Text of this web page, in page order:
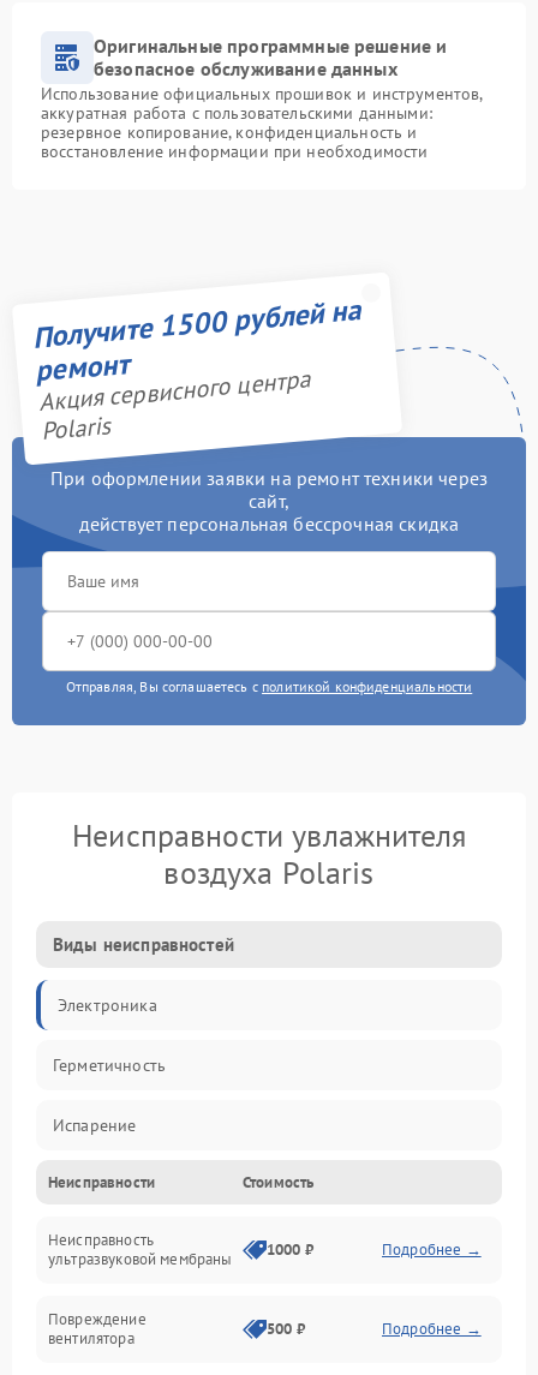
Оригинальные программные решение и
безопасное обслуживание данных
Использование официальных прошивок и инструментов,
аккуратная работа с пользовательскими данными:
резервное копирование, конфиденциальность и
восстановление информации при необходимости
Получите 1500 рублей на
ремонт
Акция сервисного центра
Polaris
При оформлении заявки на ремонт техники через
сайт,
действует персональная бессрочная скидка
Отправляя, Вы соглашаетесь с политикой конфиденциальности
Неисправности увлажнителя
воздуха Polaris
Виды неисправностей
Электроника
Герметичность
Испарение
Водяной тракт
Механические повреждения
Неисправности Стоимость
Неисправность
ультразвуковой мембраны
1000 ₽ Подробнее →
Повреждение
вентилятора
500 ₽ Подробнее →